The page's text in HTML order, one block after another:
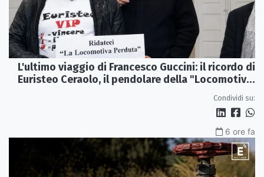
L'ultimo viaggio di Francesco Guccini: il ricordo di
Euristeo Ceraolo, il pendolare della "Locomotiva
Condividi su:
6 ore fa